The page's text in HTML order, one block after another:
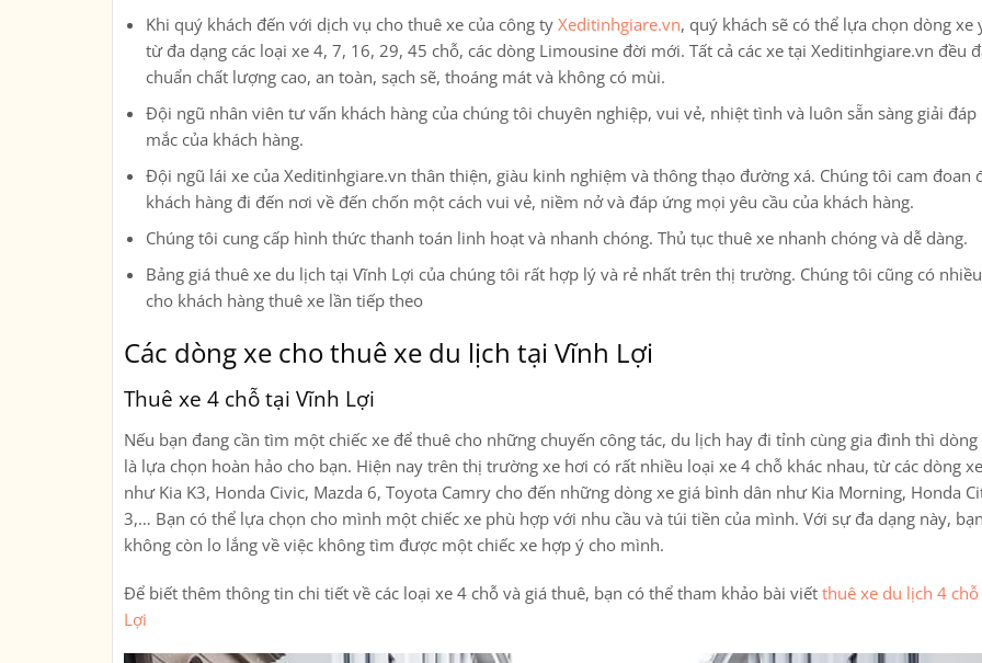
Khi quý khách đến với dịch vụ cho thuê xe của công ty Xeditinhgiare.vn, quý khách sẽ có thể lựa chọn dòng xe
từ đa dạng các loại xe 4, 7, 16, 29, 45 chỗ, các dòng Limousine đời mới. Tất cả các xe tại Xeditinhgiare.vn đều
chuẩn chất lượng cao, an toàn, sạch sẽ, thoáng mát và không có mùi.
Đội ngũ nhân viên tư vấn khách hàng của chúng tôi chuyên nghiệp, vui vẻ, nhiệt tình và luôn sẵn sàng giải
mắc của khách hàng.
Đội ngũ lái xe của Xeditinhgiare.vn thân thiện, giàu kinh nghiệm và thông thạo đường xá. Chúng tôi cam đoan
khách hàng đi đến nơi về đến chốn một cách vui vẻ, niềm nở và đáp ứng mọi yêu cầu của khách hàng.
Chúng tôi cung cấp hình thức thanh toán linh hoạt và nhanh chóng. Thủ tục thuê xe nhanh chóng và dễ dàng.
Bảng giá thuê xe du lịch tại Vĩnh Lợi của chúng tôi rất hợp lý và rẻ nhất trên thị trường. Chúng tôi cũng có
cho khách hàng thuê xe lần tiếp theo
Các dòng xe cho thuê xe du lịch tại Vĩnh Lợi
Thuê xe 4 chỗ tại Vĩnh Lợi
Nếu bạn đang cần tìm một chiếc xe để thuê cho những chuyến công tác, du lịch hay đi tỉnh cùng gia đình thì dòng
là lựa chọn hoàn hảo cho bạn. Hiện nay trên thị trường xe hơi có rất nhiều loại xe 4 chỗ khác nhau, từ các dòng
như Kia K3, Honda Civic, Mazda 6, Toyota Camry cho đến những dòng xe giá bình dân như Kia Morning, Honda
3,… Bạn có thể lựa chọn cho mình một chiếc xe phù hợp với nhu cầu và túi tiền của mình. Với sự đa dạng này,
không còn lo lắng về việc không tìm được một chiếc xe hợp ý cho mình.
Để biết thêm thông tin chi tiết về các loại xe 4 chỗ và giá thuê, bạn có thể tham khảo bài viết thuê xe du lịch 4
Lợi